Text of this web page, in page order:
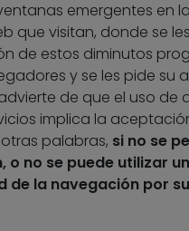
emergentes en
que visitan, donde se
de estos diminutos
y se les pide su
de que el uso de
implica la
otras palabras, si no se
o no se puede utilizar
de la navegación por